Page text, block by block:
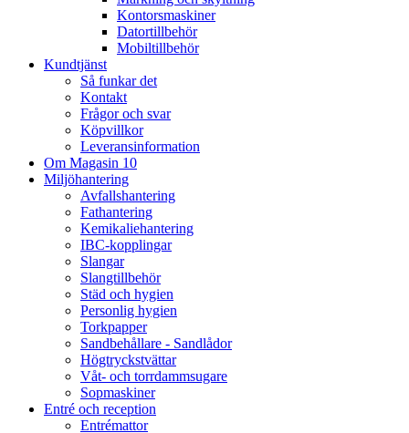
Kontorsmaskiner
Datortillbehör
Mobiltillbehör
Kundtjänst
Så funkar det
Kontakt
Frågor och svar
Köpvillkor
Leveransinformation
Om Magasin 10
Miljöhantering
Avfallshantering
Fathantering
Kemikaliehantering
IBC-kopplingar
Slangar
Slangtillbehör
Städ och hygien
Personlig hygien
Torkpapper
Sandbehållare - Sandlådor
Högtryckstvättar
Våt- och torrdammsugare
Sopmaskiner
Entré och reception
Entrémattor